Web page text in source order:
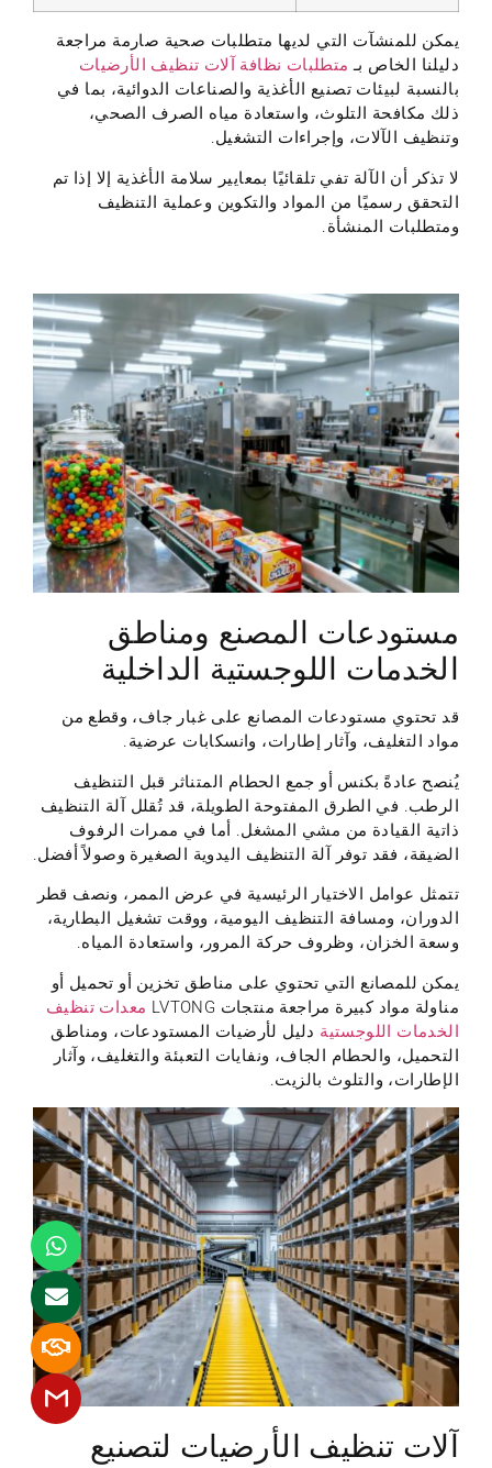
يمكن للمنشآت التي لديها متطلبات صحية صارمة مراجعة
دليلنا الخاص بـ متطلبات نظافة آلات تنظيف الأرضيات
بالنسبة لبيئات تصنيع الأغذية والصناعات الدوائية، بما في
ذلك مكافحة التلوث، واستعادة مياه الصرف الصحي،
وتنظيف الآلات، وإجراءات التشغيل.
لا تذكر أن الآلة تفي تلقائيًا بمعايير سلامة الأغذية إلا إذا تم
التحقق رسميًا من المواد والتكوين وعملية التنظيف
ومتطلبات المنشأة.
مستودعات المصنع ومناطق
الخدمات اللوجستية الداخلية
قد تحتوي مستودعات المصانع على غبار جاف، وقطع من
مواد التغليف، وآثار إطارات، وانسكابات عرضية.
يُنصح عادةً بكنس أو جمع الحطام المتناثر قبل التنظيف
الرطب. في الطرق المفتوحة الطويلة، قد تُقلل آلة التنظيف
ذاتية القيادة من مشي المشغل. أما في ممرات الرفوف
الضيقة، فقد توفر آلة التنظيف اليدوية الصغيرة وصولاً أفضل.
تتمثل عوامل الاختيار الرئيسية في عرض الممر، ونصف قطر
الدوران، ومسافة التنظيف اليومية، ووقت تشغيل البطارية،
وسعة الخزان، وظروف حركة المرور، واستعادة المياه.
يمكن للمصانع التي تحتوي على مناطق تخزين أو تحميل أو
مناولة مواد كبيرة مراجعة منتجات LVTONG
معدات تنظيف
الخدمات اللوجستية دليل لأرضيات المستودعات، ومناطق
التحميل، والحطام الجاف، ونفايات التعبئة والتغليف، وآثار
الإطارات، والتلوث بالزيت.
آلات تنظيف الأرضيات لتصنيع